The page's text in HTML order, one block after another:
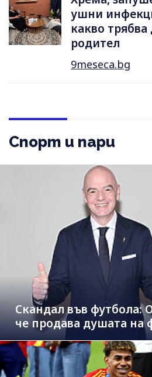
ушни
какво трябва
родител
9meseca.bg
Спорт и пари
Скандал във футбола:
че продава душата на